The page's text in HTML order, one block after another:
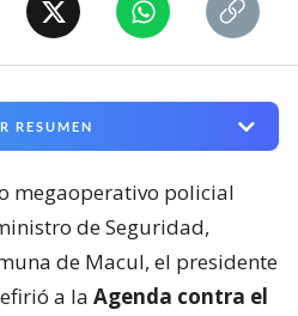
RESUMEN
megaoperativo policial
de Seguridad,
de Macul, el presidente
a la Agenda contra el